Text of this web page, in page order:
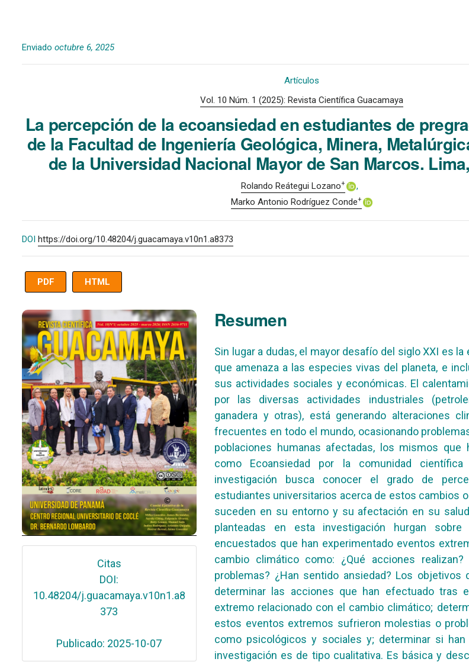
Enviado octubre 6, 2025
Artículos
Vol. 10 Núm. 1 (2025): Revista Científica Guacamaya
La percepción de la ecoansiedad en estudiantes de
de la Facultad de Ingeniería Geológica, Minera,
de la Universidad Nacional Mayor de San Marcos.
Rolando Reátegui Lozano+
Marko Antonio Rodríguez Conde+
DOI https://doi.org/10.48204/j.guacamaya.v10n1.a8373
PDF HTML
Imagen de portada
Citas
DOI:
10.48204/j.guacamaya.v10n1.a8
373
Publicado: 2025-10-07
Resumen
Sin lugar a dudas, el mayor desafío del siglo XXI es
que amenaza a las especies vivas del planeta, e
sus actividades sociales y económicas. El
por las diversas actividades industriales
ganadera y otras), está generando alteraciones
frecuentes en todo el mundo, ocasionando
poblaciones humanas afectadas, los mismos que
como Ecoansiedad por la comunidad
investigación busca conocer el grado de
estudiantes universitarios acerca de estos cambios
suceden en su entorno y su afectación en su
planteadas en esta investigación hurgan
encuestados que han experimentado eventos
cambio climático como: ¿Qué acciones
problemas? ¿Han sentido ansiedad? Los objetivos
determinar las acciones que han efectuado tras
extremo relacionado con el cambio climático;
estos eventos extremos sufrieron molestias o
como psicológicos y sociales y; determinar si han
investigación es de tipo cualitativa. Es básica y